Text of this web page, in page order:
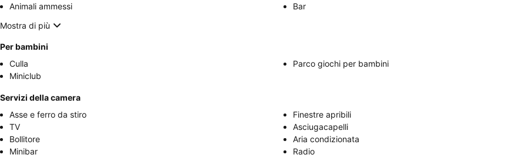
Animali ammessi
Bar
Mostra di più
Per bambini
Culla
Parco giochi per bambini
Miniclub
Servizi della camera
Asse e ferro da stiro
Finestre apribili
TV
Asciugacapelli
Bollitore
Aria condizionata
Minibar
Radio